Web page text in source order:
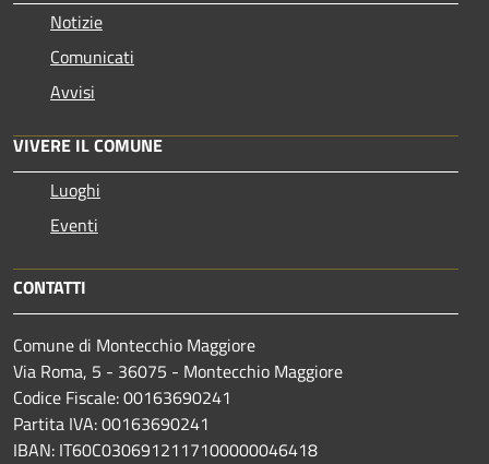
Notizie
Comunicati
Avvisi
VIVERE IL COMUNE
Luoghi
Eventi
CONTATTI
Comune di Montecchio Maggiore
Via Roma, 5 - 36075 - Montecchio Maggiore
Codice Fiscale: 00163690241
Partita IVA: 00163690241
IBAN: IT60C0306912117100000046418